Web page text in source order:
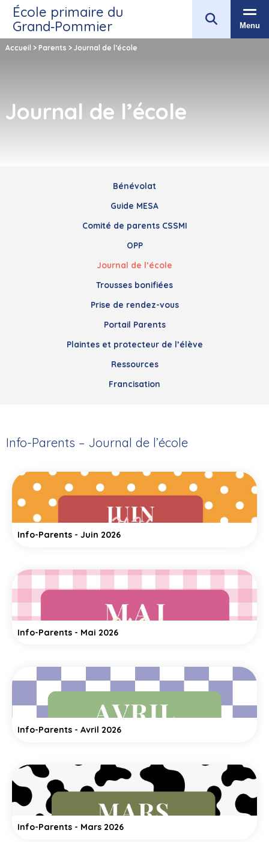
École primaire du
Grand‑Pommier
Menu
Accueil > Parents > Journal de l’école
Journal de l’école
Bénévolat
Guide MESA
Comité de parents CSSMI
OPP
Journal de l’école
Trousses bonifiées
Prise de rendez-vous
Portail Parents
Plaintes et protecteur de l’élève
Ressources
Francisation
Info-Parents – Journal de l’école
Info-Parents - Juin 2026
Info-Parents - Mai 2026
Info-Parents - Avril 2026
Info-Parents - Mars 2026